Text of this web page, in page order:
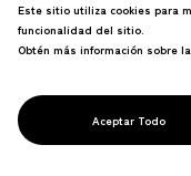
PROJECT
ONE&DOT
Este sitio utiliza cookies para
funcionalidad del sitio.
Obtén más información sobre la
Aceptar Todo